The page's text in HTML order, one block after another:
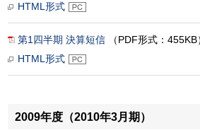
HTML形式
第1四半期 決算短信 （PDF形式：
HTML形式
2009年度（2010年3月期）